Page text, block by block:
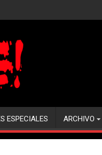
ESPECIALES ARCHIVO